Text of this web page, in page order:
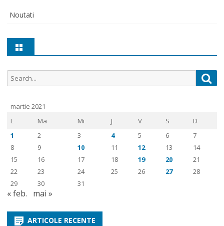
Noutati
Search
for:
martie 2021
L
Ma Mi J V S
D
1
2 3 4 5 6
7
8
9 10 11 12 13
14
15
16 17 18 19 20
21
22
23 24 25 26 27
28
29
30 31
« feb. mai »
ARTICOLE RECENTE